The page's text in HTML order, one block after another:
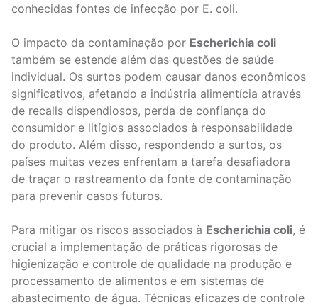
conhecidas fontes de infecção por E. coli.
O impacto da contaminação por Escherichia coli
também se estende além das questões de saúde
individual. Os surtos podem causar danos econômicos
significativos, afetando a indústria alimentícia através
de recalls dispendiosos, perda de confiança do
consumidor e litígios associados à responsabilidade
do produto. Além disso, respondendo a surtos, os
países muitas vezes enfrentam a tarefa desafiadora
de traçar o rastreamento da fonte de contaminação
para prevenir casos futuros.
Para mitigar os riscos associados à Escherichia coli, é
crucial a implementação de práticas rigorosas de
higienização e controle de qualidade na produção e
processamento de alimentos e em sistemas de
abastecimento de água. Técnicas eficazes de controle